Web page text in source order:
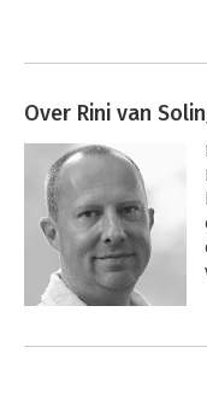
Over Rini van
Andere